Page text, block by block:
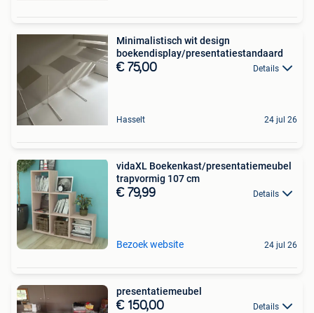
Minimalistisch wit design
boekendisplay/presentatiestandaard
€ 75,00 Details
Hasselt 24 jul 26
vidaXL Boekenkast/presentatiemeubel
trapvormig 107 cm
€ 79,99 Details
Bezoek website 24 jul 26
presentatiemeubel
€ 150,00 Details